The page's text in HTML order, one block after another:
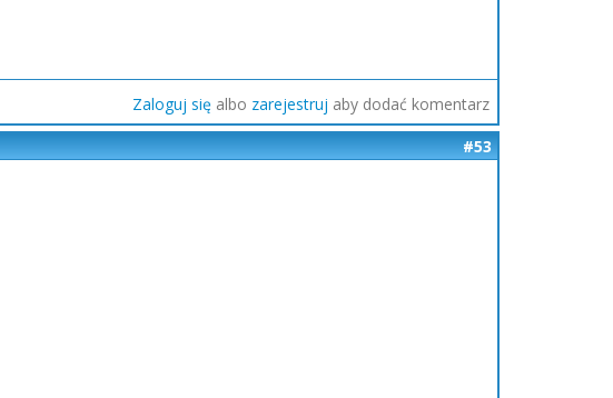
Zaloguj się albo zarejestruj aby dodać komentarz
#53